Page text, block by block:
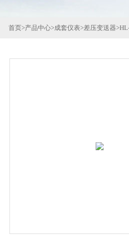
首页>产品中心>成套仪表>差压变送器